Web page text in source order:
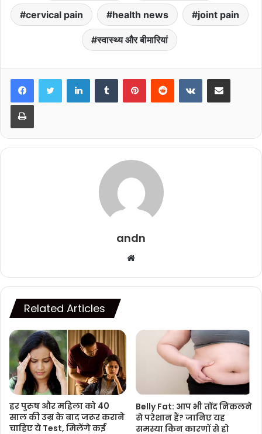
cervical pain health news joint pain
स्वास्थ्य और बीमारियां
LinkedInTumblr PinterestReddit VKontakteShare via Email
Print
andn
Website
Related Articles
हर पुरुष और महिला को 40
साल की उम्र के बाद जरूर कराने
चाहिए ये Test, मिलेंगे कई
Belly Fat: आप भी तोंद निकलने
से परेशान हैं? जानिए यह
समस्या किन कारणों से हो